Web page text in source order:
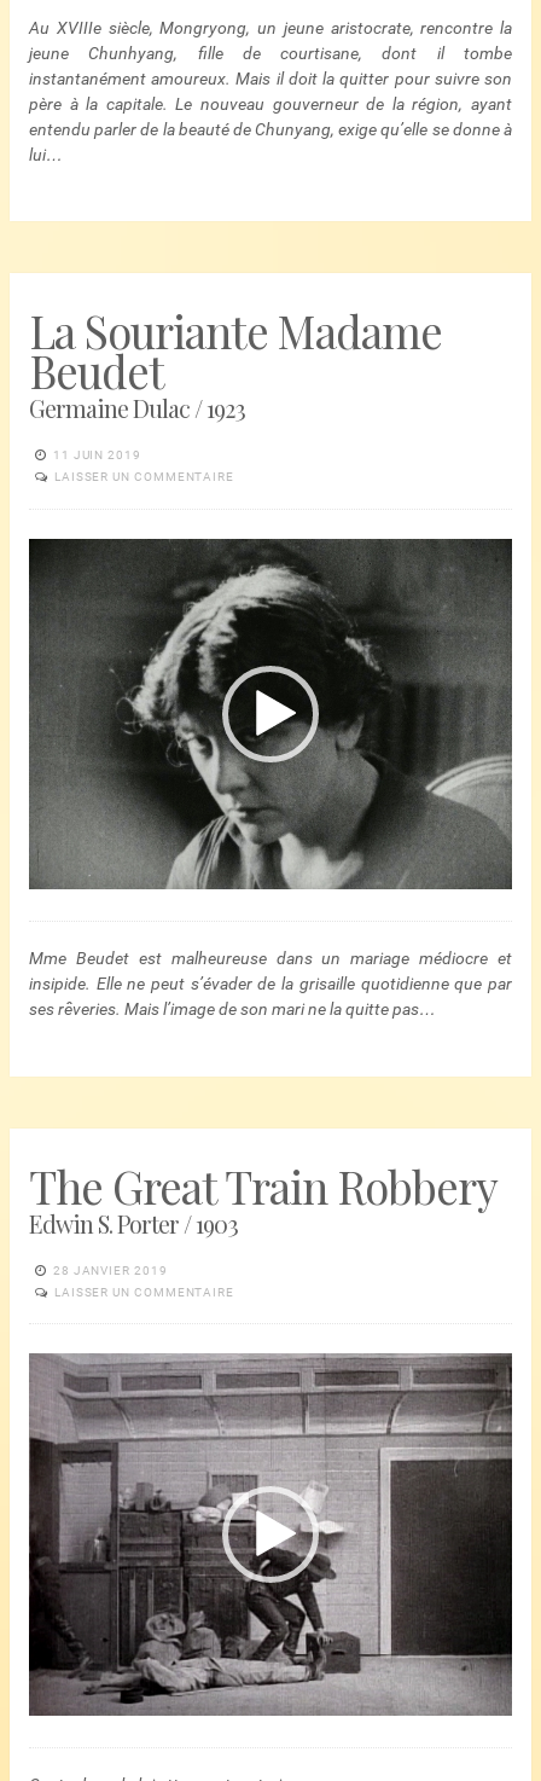
Au XVIIIe siècle, Mongryong, un jeune aristocrate, rencontre la
jeune Chunhyang, fille de courtisane, dont il tombe
instantanément amoureux. Mais il doit la quitter pour suivre son
père à la capitale. Le nouveau gouverneur de la région, ayant
entendu parler de la beauté de Chunyang, exige qu’elle se donne à
lui…
La Souriante Madame
Beudet
Germaine Dulac / 1923
11 JUIN 2019
LAISSER UN COMMENTAIRE
Mme Beudet est malheureuse dans un mariage médiocre et
insipide. Elle ne peut s’évader de la grisaille quotidienne que par
ses rêveries. Mais l’image de son mari ne la quitte pas…
The Great Train Robbery
Edwin S. Porter / 1903
28 JANVIER 2019
LAISSER UN COMMENTAIRE
Lecteur
vidéo